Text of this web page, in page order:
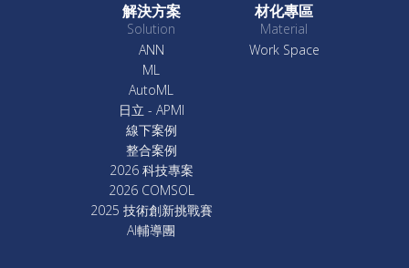
解決方案
Solution
ANN
ML
AutoML
日立 - APMI
線下案例
整合案例
2026 科技專案
2026 COMSOL
2025 技術創新挑戰賽
AI輔導團
材化專區
Material
Work Space